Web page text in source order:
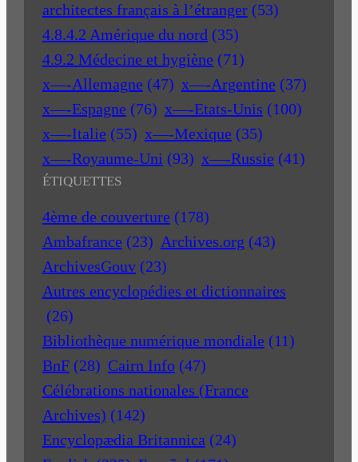
architectes français à l’étranger (53)
4.8.4.2 Amérique du nord (35)
4.9.2 Médecine et hygiène (71)
x—-Allemagne (47) x—-Argentine (37)
x—-Espagne (76) x—-Etats-Unis (100)
x—-Italie (55) x—-Mexique (35)
x—-Royaume-Uni (93) x—-Russie (41)
ÉTIQUETTES
4ème de couverture (178)
Ambafrance (23) Archives.org (43)
ArchivesGouv (23)
Autres encyclopédies et dictionnaires
(26)
Bibliothèque numérique mondiale (11)
BnF (28) Cairn Info (47)
Célébrations nationales (France
Archives) (142)
Encyclopædia Britannica (24)